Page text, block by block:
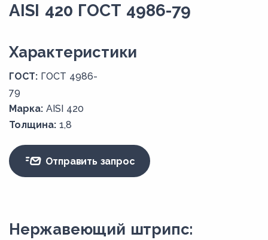
AISI 420 ГОСТ 4986-79
Xарактеристики
ГОСТ: ГОСТ 4986-
79
Марка: AISI 420
Толщина: 1,8
Отправить запрос
Нержавеющий штрипс: